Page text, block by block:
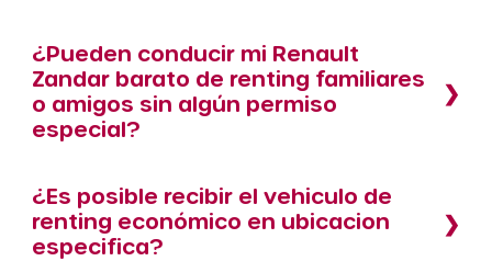
¿Pueden conducir mi Renault
Zandar barato de renting familiares
o amigos sin algún permiso
especial?
¿Es posible recibir el vehiculo de
renting económico en ubicacion
especifica?